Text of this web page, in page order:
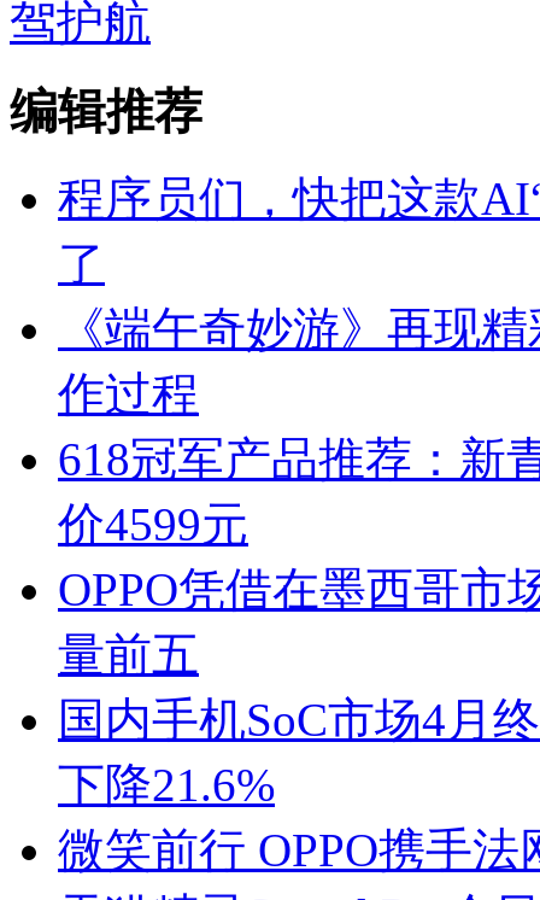
驾护航
编辑推荐
程序员们，快把这款
了
《端午奇妙游》再现
作过程
618冠军产品推荐：新
价4599元
OPPO凭借在墨西哥市
量前五
国内手机SoC市场4月
下降21.6%
微笑前行 OPPO携手